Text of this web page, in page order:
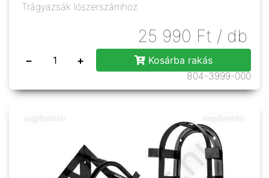
Trágyazsák lószerszámhoz
25 990 Ft / db
− +
Kosárba rakás
804-3999-000